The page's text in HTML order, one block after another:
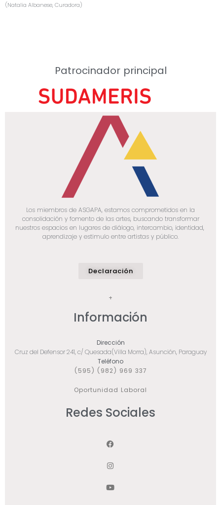
(Natalia Albanese, Curadora)
Patrocinador principal
Los miembros de ASGAPA, estamos comprometidos en la
consolidación y fomento de las artes, buscando transformar
nuestros espacios en lugares de diálogo, intercambio, identidad,
aprendizaje y estimulo entre artistas y público.
Declaración
+
Información
Dirección
Cruz del Defensor 241, c/ Quesada(Villa Morra), Asunción, Paraguay
Teléfono
(595) (982) 969 337
Oportunidad Laboral
Redes Sociales